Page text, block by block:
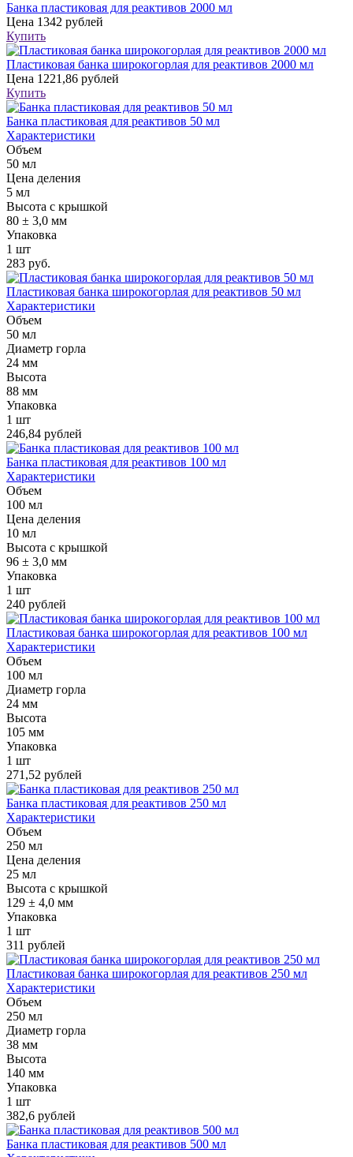
Банка пластиковая для реактивов 2000 мл
Цена 1342 рублей
Купить
Пластиковая банка широкогорлая для реактивов 2000 мл
Цена 1221,86 рублей
Купить
Банка пластиковая для реактивов 50 мл
Характеристики
Объем
50 мл
Цена деления
5 мл
Высота с крышкой
80 ± 3,0 мм
Упаковка
1 шт
283 руб.
Пластиковая банка широкогорлая для реактивов 50 мл
Характеристики
Объем
50 мл
Диаметр горла
24 мм
Высота
88 мм
Упаковка
1 шт
246,84 рублей
Банка пластиковая для реактивов 100 мл
Характеристики
Объем
100 мл
Цена деления
10 мл
Высота с крышкой
96 ± 3,0 мм
Упаковка
1 шт
240 рублей
Пластиковая банка широкогорлая для реактивов 100 мл
Характеристики
Объем
100 мл
Диаметр горла
24 мм
Высота
105 мм
Упаковка
1 шт
271,52 рублей
Банка пластиковая для реактивов 250 мл
Характеристики
Объем
250 мл
Цена деления
25 мл
Высота с крышкой
129 ± 4,0 мм
Упаковка
1 шт
311 рублей
Пластиковая банка широкогорлая для реактивов 250 мл
Характеристики
Объем
250 мл
Диаметр горла
38 мм
Высота
140 мм
Упаковка
1 шт
382,6 рублей
Банка пластиковая для реактивов 500 мл